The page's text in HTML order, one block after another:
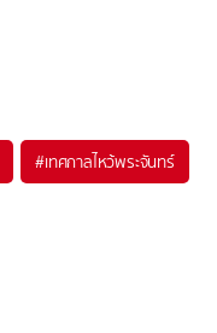
#เทศกาลไหว้พระจันทร์